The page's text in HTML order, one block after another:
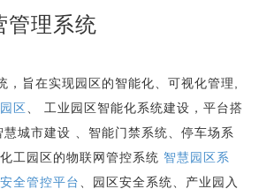
管理系统
，旨在实现园区的智能化、可视化管理,
区 、 工业园区智能化系统建设，平台搭
慧城市建设 、智能门禁系统、停车场系
化工园区的物联网管控系统 智慧园区系
安全管控平台
、园区安全系统、产业园入